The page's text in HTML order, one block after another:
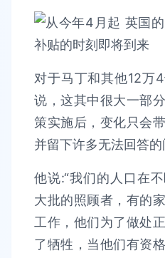
对于马丁和其他12万
说，这其中很大一部
策实施后，变化只会
并留下许多无法回答的
他说:“我们的人口在
大批的照顾者，有的
工作，他们为了做处
了牺牲，当他们有资